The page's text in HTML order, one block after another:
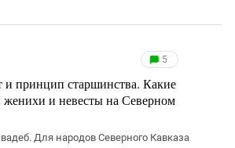
5
и принцип старшинства. Какие
женихи и невесты на Северном
Для народов Северного Кавказа